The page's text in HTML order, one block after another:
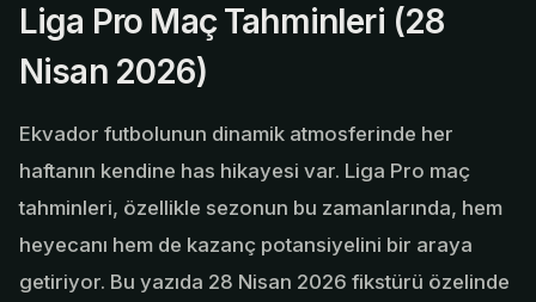
Liga Pro Maç Tahminleri (28
Nisan 2026)
Ekvador futbolunun dinamik atmosferinde her
haftanın kendine has hikayesi var. Liga Pro maç
tahminleri, özellikle sezonun bu zamanlarında, hem
heyecanı hem de kazanç potansiyelini bir araya
getiriyor. Bu yazıda 28 Nisan 2026 fikstürü özelinde